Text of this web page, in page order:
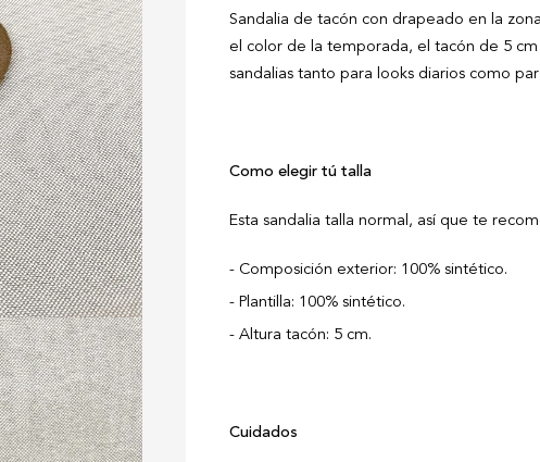
Sandalia de tacón con drapeado en la
el color de la temporada, el tacón de 5
sandalias tanto para looks diarios como
Como elegir tú talla
Esta sandalia talla normal, así que te
Composición exterior: 100% sintético.
Plantilla: 100% sintético.
Altura tacón: 5 cm.
Cuidados